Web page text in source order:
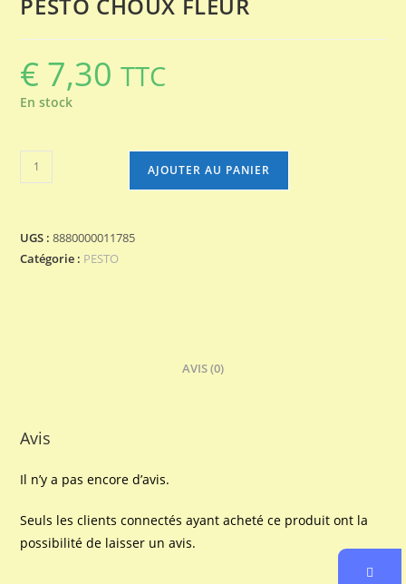
€ 7,30 TTC
En stock
quantité
de
FLEUR
AJOUTER AU PANIER
UGS :8880000011785
Catégorie : PESTO
AVIS (0)
Avis
Il n’y a pas encore d’avis.
Seuls les clients connectés ayant acheté ce produit ont la
possibilité de laisser un avis.